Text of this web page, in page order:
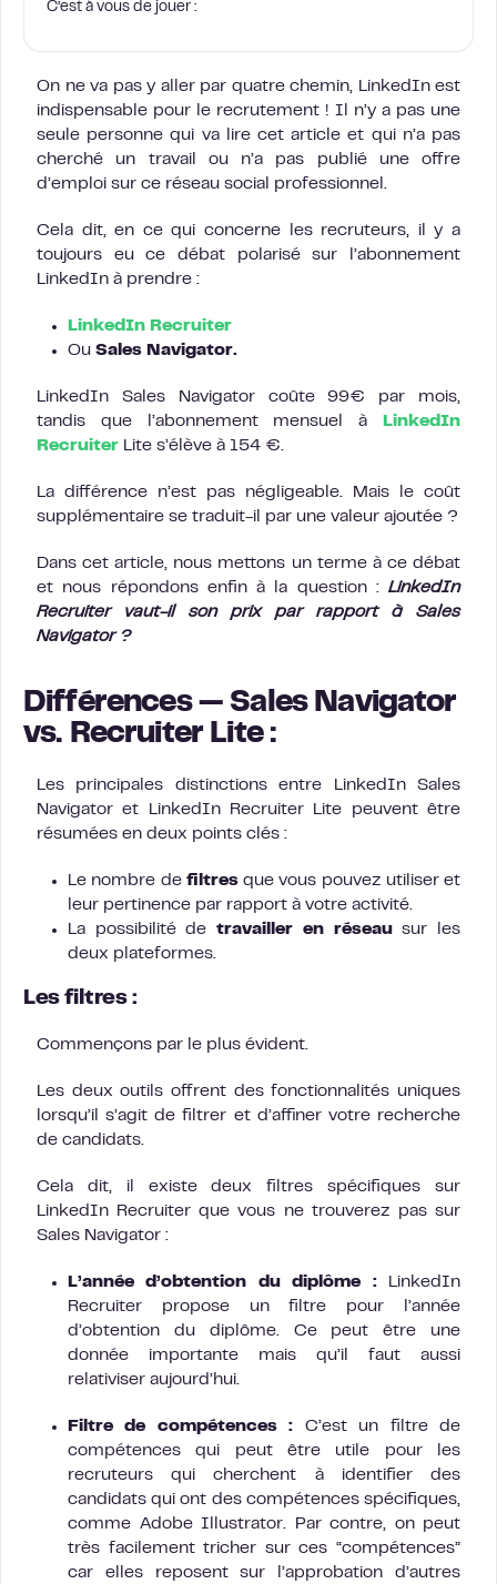
C’est à vous de jouer :
On ne va pas y aller par quatre chemin, LinkedIn est
indispensable pour le recrutement ! Il n’y a pas une
seule personne qui va lire cet article et qui n’a pas
cherché un travail ou n’a pas publié une offre
d’emploi sur ce réseau social professionnel.
Cela dit, en ce qui concerne les recruteurs, il y a
toujours eu ce débat polarisé sur l’abonnement
LinkedIn à prendre :
LinkedIn Recruiter
Ou Sales Navigator.
LinkedIn Sales Navigator coûte 99€ par mois,
tandis que l’abonnement mensuel à
LinkedIn
Recruiter Lite s’élève à 154 €.
La différence n’est pas négligeable. Mais le coût
supplémentaire se traduit-il par une valeur ajoutée ?
Dans cet article, nous mettons un terme à ce débat
et nous répondons enfin à la question : LinkedIn
Recruiter vaut-il son prix par rapport à Sales
Navigator ?
Différences — Sales Navigator
vs. Recruiter Lite:
Les principales distinctions entre LinkedIn Sales
Navigator et LinkedIn Recruiter Lite peuvent être
résumées en deux points clés :
Le nombre de filtresque vous pouvez utiliser et
leur pertinence par rapport à votre activité.
La possibilité detravailler en réseausur les
deux plateformes.
Les filtres :
Commençons par le plus évident.
Les deux outils offrent des fonctionnalités uniques
lorsqu’il s’agit de filtrer et d’affiner votre recherche
de candidats.
Cela dit, il existe deux filtres spécifiques sur
LinkedIn Recruiter que vous ne trouverez pas sur
Sales Navigator :
L’année d’obtention du diplôme :LinkedIn
Recruiter propose un filtre pour l’année
d’obtention du diplôme. Ce peut être une
donnée importante mais qu’il faut aussi
relativiser aujourd’hui.
Filtre de compétences : C’est un filtre de
compétences qui peut être utile pour les
recruteurs qui cherchent à identifier des
candidats qui ont des compétences spécifiques,
comme Adobe Illustrator. Par contre, on peut
très facilement tricher sur ces “compétences”
car elles reposent sur l’approbation d’autres